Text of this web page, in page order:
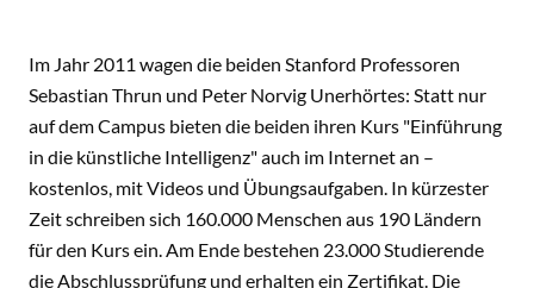
Im Jahr 2011 wagen die beiden Stanford Professoren
Sebastian Thrun und Peter Norvig Unerhörtes: Statt nur
auf dem Campus bieten die beiden ihren Kurs "Einführung
in die künstliche Intelligenz" auch im Internet an –
kostenlos, mit Videos und Übungsaufgaben. In kürzester
Zeit schreiben sich 160.000 Menschen aus 190 Ländern
für den Kurs ein. Am Ende bestehen 23.000 Studierende
die Abschlussprüfung und erhalten ein Zertifikat. Die